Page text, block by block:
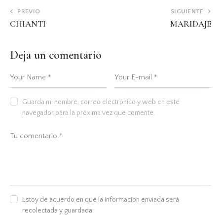
PREVIO
CHIANTI
SIGUIENTE
MARIDAJE
Deja un comentario
Guarda mi nombre, correo electrónico y web en este
navegador para la próxima vez que comente.
Estoy de acuerdo en que la información enviada será
recolectada y guardada.